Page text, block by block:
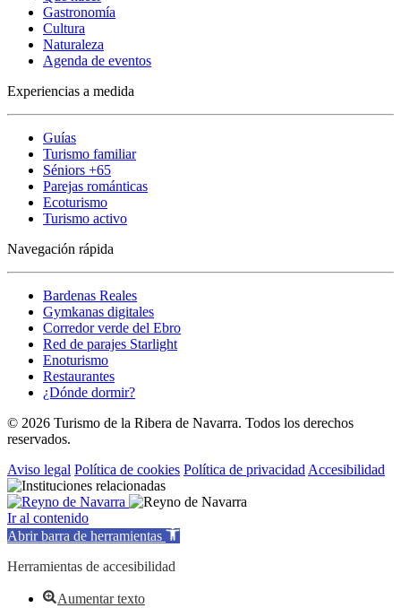
Gastronomía
Cultura
Naturaleza
Agenda de eventos
Experiencias a medida
Guías
Turismo familiar
Séniors +65
Parejas románticas
Ecoturismo
Turismo activo
Navegación rápida
Bardenas Reales
Gymkanas digitales
Corredor verde del Ebro
Red de parajes Starlight
Enoturismo
Restaurantes
¿Dónde dormir?
© 2026 Turismo de la Ribera de Navarra. Todos los derechos
reservados.
Aviso legal Política de cookies Política de privacidad Accesibilidad
Ir al contenido
Abrir barra de herramientas
Herramientas de accesibilidad
Aumentar texto